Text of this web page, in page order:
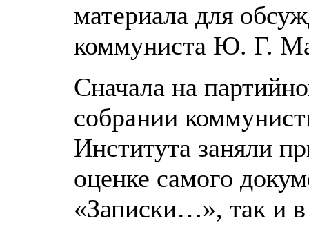
материала для
коммуниста Ю. Г.
Сначала на
собрании
Института заняли
оценке самого
«Записки…», так и